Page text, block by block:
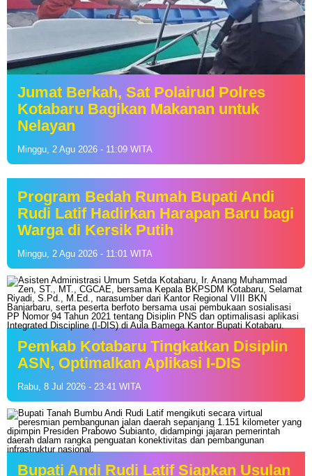
Jumat Berkah, Sat Polairud Polres
Kotabaru Bagikan Makanan untuk
Nelayan
Minggu, 2 Agu 2026 - 11:09 WITA
Program Bedah Rumah Bupati Andi
Rudi Latif Hadirkan Harapan Baru bagi
Warga di Kersik Putih
Minggu, 2 Agu 2026 - 11:01 WITA
Pemkab Kotabaru Tingkatkan Disiplin
ASN, Optimalkan Aplikasi I-DIS
Rabu, 8 Jul 2026 - 23:41 WITA
Bupati Andi Rudi Latif Siapkan Usulan